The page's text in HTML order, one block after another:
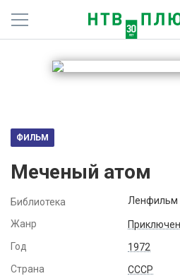
Телеканалы
Спутниковым абонентам
О сайте
ФИЛЬМ
Меченый атом
Библиотека Ленфильм
Жанр
Год
1972
Страна
СССР